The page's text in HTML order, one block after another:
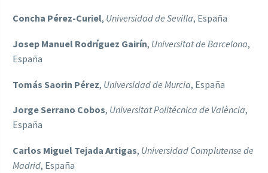
Concha Pérez-Curiel, Universidad de Sevilla, España
Josep Manuel Rodrí­guez Gairí­n, Universitat de Barcelona,
España
Tomás Saorin Pérez, Universidad de Murcia, España
Jorge Serrano Cobos, Universitat Politécnica de València,
España
Carlos Miguel Tejada Artigas, Universidad Complutense de
Madrid, España